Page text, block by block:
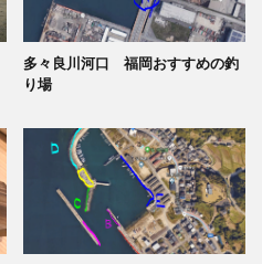
多々良川河口 福岡おすすめの釣
り場